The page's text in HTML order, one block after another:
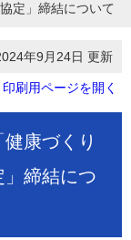
定」締結について
年9月24日 更新
印刷用ページを開く
康づくり
締結につ